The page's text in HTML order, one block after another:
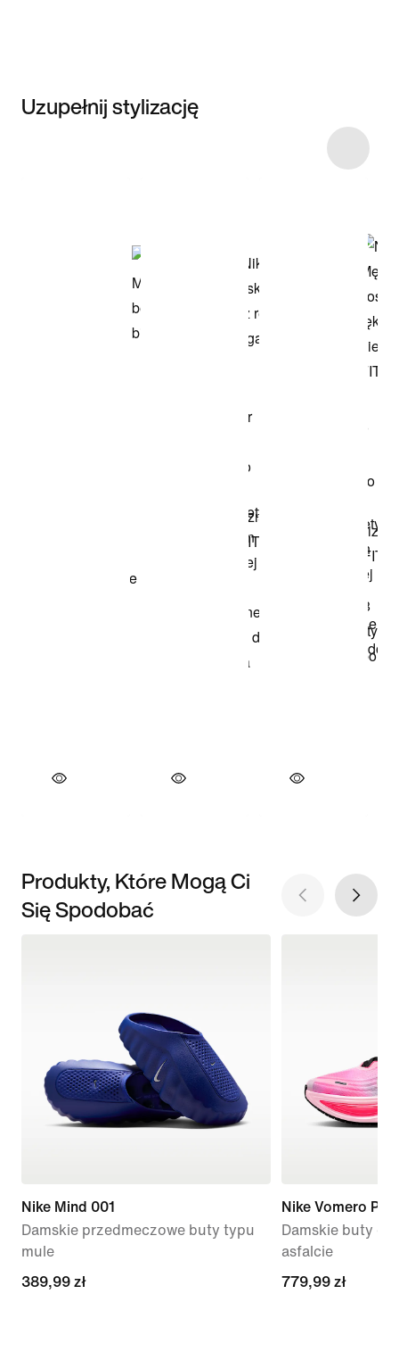
Uzupełnij stylizację
Produkty, Które Mogą Ci
Się Spodobać
Nike Mind 001
Damskie przedmeczowe buty typu
mule
389,99 zł
389,99 zł
Nike Vomero Plus
Damskie buty
asfalcie
779,99 zł
779,99 zł